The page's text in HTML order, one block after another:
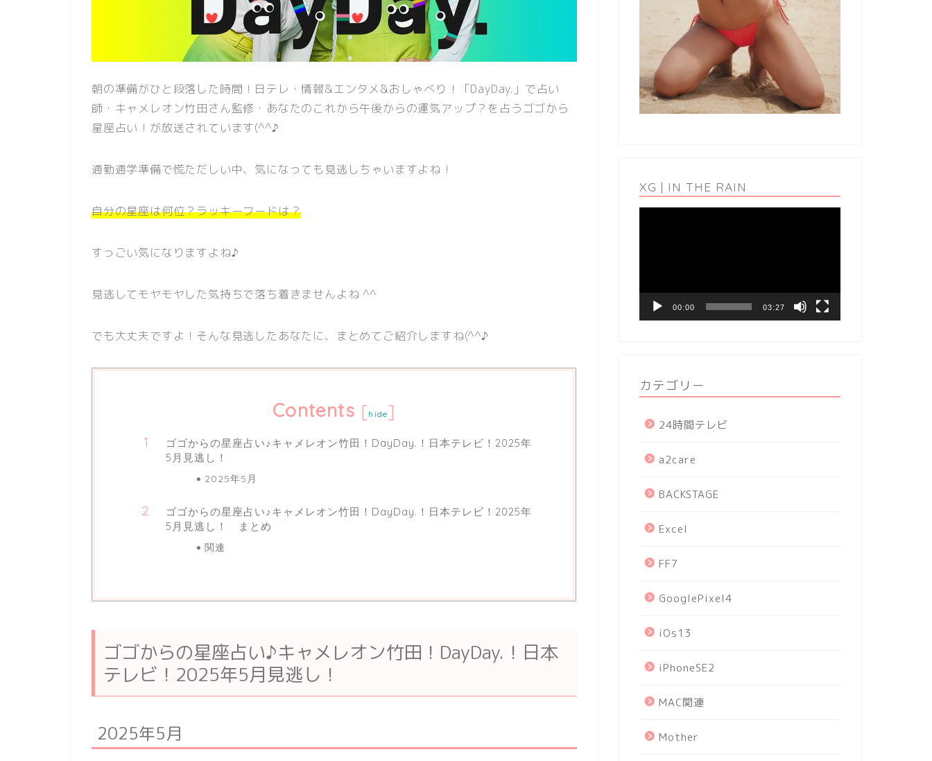
朝の準備がひと段落した時間！日テレ・情報&エンタメ&おしゃべり！「DayDay.」で占い
師・キャメレオン竹田さん監修・あなたのこれから午後からの運気アップ？を占うゴゴから
星座占い！が放送されています(^^♪
通勤通学準備で慌ただしい中、気になっても見逃しちゃいますよね！
自分の星座は何位？ラッキーフードは？
すっごい気になりますよね♪
見逃してモヤモヤした気持ちで落ち着きませんよね ^^
でも大丈夫ですよ！そんな見逃したあなたに、まとめてご紹介しますね(^^♪
Contents [hide]
ゴゴからの星座占い♪キャメレオン竹田！DayDay.！日本テレビ！2025年
5月見逃し！
2025年5月
ゴゴからの星座占い♪キャメレオン竹田！DayDay.！日本テレビ！2025年
5月見逃し！ まとめ
関連
ゴゴからの星座占い♪キャメレオン竹田！DayDay.！日本
テレビ！2025年5月見逃し！
2025年5月
XG | IN THE RAIN
ヤ
00:00 03:27
カテゴリー
24時間テレビ
a2care
BACKSTAGE
Excel
FF7
GooglePixel4
iOs13
iPhoneSE2
MAC関連
Mother